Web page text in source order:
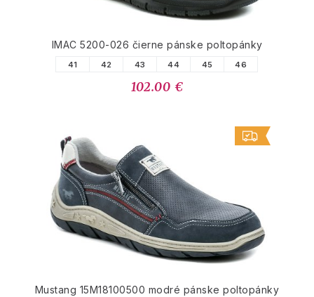
IMAC 5200-026 čierne pánske poltopánky
41 42 43 44 45 46
102.00 €
Mustang 15M18100500 modré pánske poltopánky